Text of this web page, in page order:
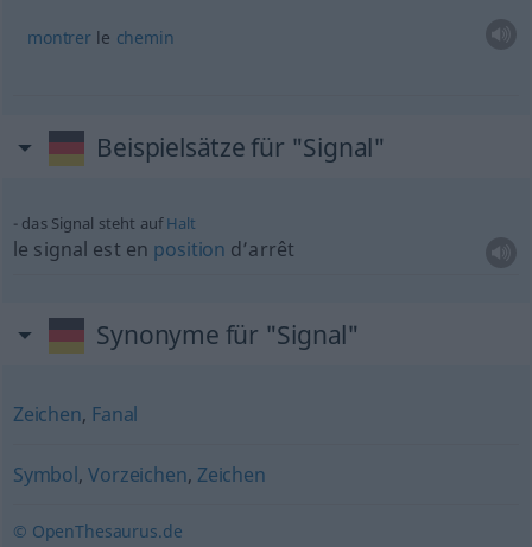
montrerle chemin
Beispielsätze für "Signal"
das Signal steht aufHalt
le signal est en position d’arrêt
Synonyme für "Signal"
Zeichen, Fanal
Symbol,Vorzeichen, Zeichen
© OpenThesaurus.de